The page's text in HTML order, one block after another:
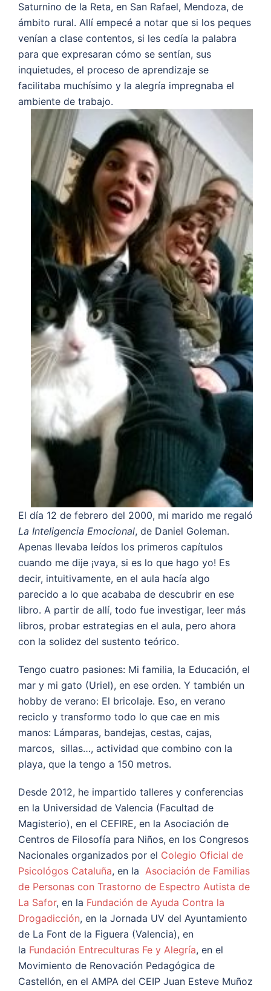
Saturnino de la Reta, en San Rafael, Mendoza, de
ámbito rural. Allí empecé a notar que si los peques
venían a clase contentos, si les cedía la palabra
para que expresaran cómo se sentían, sus
inquietudes, el proceso de aprendizaje se
facilitaba muchísimo y la alegría impregnaba el
ambiente de trabajo.
El día 12 de febrero del 2000, mi marido me regaló
La Inteligencia Emocional, de Daniel Goleman.
Apenas llevaba leídos los primeros capítulos
cuando me dije ¡vaya, si es lo que hago yo! Es
decir, intuitivamente, en el aula hacía algo
parecido a lo que acababa de descubrir en ese
libro. A partir de allí, todo fue investigar, leer más
libros, probar estrategias en el aula, pero ahora
con la solidez del sustento teórico.
Tengo cuatro pasiones: Mi familia, la Educación, el
mar y mi gato (Uriel), en ese orden. Y también un
hobby de verano: El bricolaje. Eso, en verano
reciclo y transformo todo lo que cae en mis
manos: Lámparas, bandejas, cestas, cajas,
marcos, sillas…, actividad que combino con la
playa, que la tengo a 150 metros.
Desde 2012, he impartido talleres y conferencias
en la Universidad de Valencia (Facultad de
Magisterio), en el CEFIRE, en la Asociación de
Centros de Filosofía para Niños, en los Congresos
Nacionales organizados por el Colegio Oficial de
Psicológos Cataluña, en la Asociación de Familias
de Personas con Trastorno de Espectro Autista de
La Safor, en la Fundación de Ayuda Contra la
Drogadicción, en la Jornada UV del Ayuntamiento
de La Font de la Figuera (Valencia), en
la Fundación Entreculturas Fe y Alegría, en el
Movimiento de Renovación Pedagógica de
Castellón, en el AMPA del CEIP Juan Esteve Muñoz